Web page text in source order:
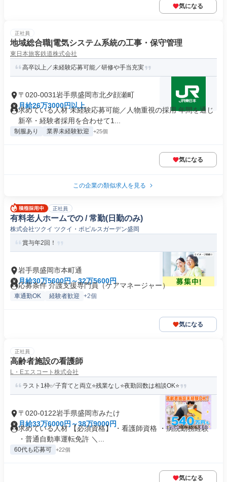
気になる
正社員
地域総合職|電気システム系統の工事・保守管理
東日本旅客鉄道株式会社
高卒以上／未経験応募可能／研修や手当充実
〒020-0031岩手県盛岡市北夕顔瀬町
月給26万3000円以上
求めている人材 未経験応募可能／人物重視の採用 年間を通じ
新卒・経験者採用を合わせて1...
制服あり 業界未経験歓迎 +25個
気になる
この企業の類似求人を見る
正社員
有料老人ホームでの / 常勤(日勤のみ)
株式会社ツクイ ツクイ・ポピルスガーデン盛岡
賞与年2回！
岩手県盛岡市本町通
月給30万5600円～32万5600円
応募条件 介護支援専門員（ケアマネージャー）
車通勤OK 経験者歓迎 +2個
気になる
正社員
高齢者施設の看護師
L・Eエスコート株式会社
ラスト1枠✅子育てと両立⭐残業なし⭐夜勤回数は相談OK⭐
〒020-0122岩手県盛岡市みたけ
月給33万6000円～38万9000円
求めている人材 【必須資格】 ・看護師資格 ・病院勤務経験
・普通自動車運転免許 ＼...
60代も応募可 +22個
気になる